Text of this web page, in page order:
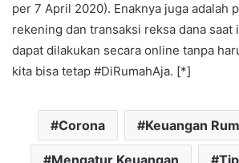
per 7 April 2020). Enaknya juga adalah
rekening dan transaksi reksa dana saat
dapat dilakukan secara online tanpa
kita bisa tetap #DiRumahAja. [*]
Corona Keuangan